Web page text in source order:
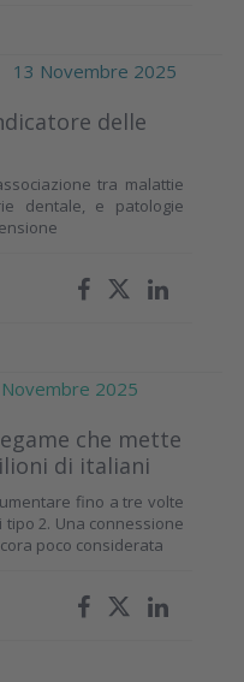
13 Novembre 2025
delle
tra malattie
dentale, e patologie
2025
che mette
di italiani
fino a tre volte
2. Una connessione
poco considerata